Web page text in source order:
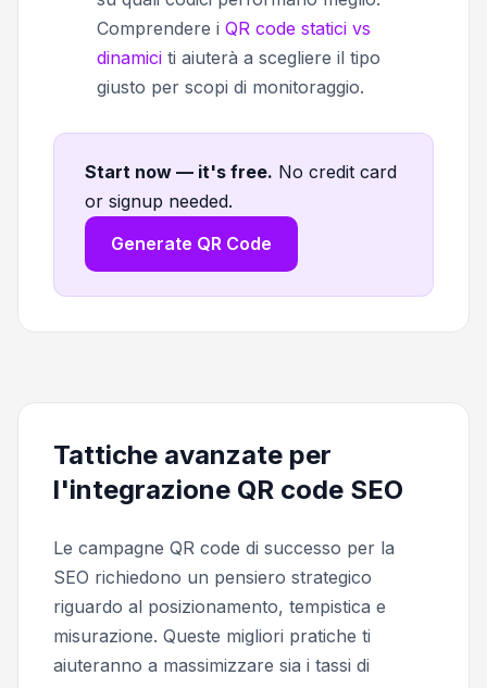
Comprendere i QR code statici vs
dinamici ti aiuterà a scegliere il tipo
giusto per scopi di monitoraggio.
Start now — it's free. No credit card
or signup needed.
Generate QR Code
Tattiche avanzate per
l'integrazione QR code SEO
Le campagne QR code di successo per la
SEO richiedono un pensiero strategico
riguardo al posizionamento, tempistica e
misurazione. Queste migliori pratiche ti
aiuteranno a massimizzare sia i tassi di